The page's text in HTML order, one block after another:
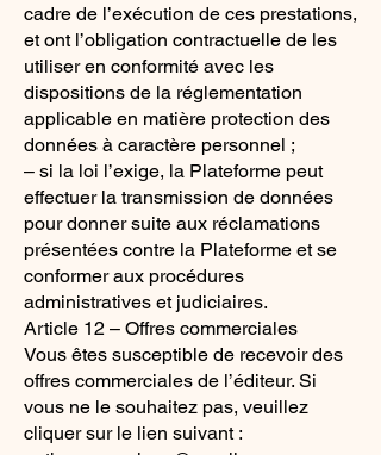
cadre de l’exécution de ces prestations,
et ont l’obligation contractuelle de les
utiliser en conformité avec les
dispositions de la réglementation
applicable en matière protection des
données à caractère personnel ;
– si la loi l’exige, la Plateforme peut
effectuer la transmission de données
pour donner suite aux réclamations
présentées contre la Plateforme et se
conformer aux procédures
administratives et judiciaires.
Article 12 – Offres commerciales
Vous êtes susceptible de recevoir des
offres commerciales de l’éditeur. Si
vous ne le souhaitez pas, veuillez
cliquer sur le lien suivant :